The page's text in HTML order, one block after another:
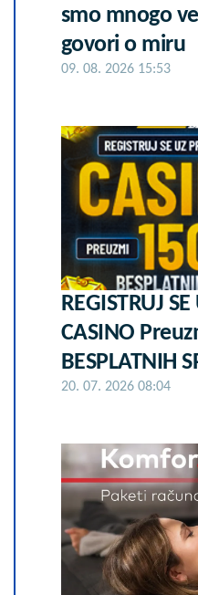
smo mnogo
govori o miru
09. 08. 2026 15:53
REGISTRUJ
CASINO
BESPLATNIH
20. 07. 2026 08:04